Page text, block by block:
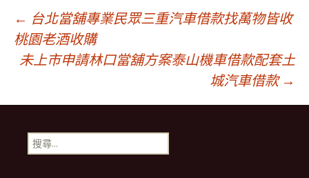
文
章
導
航
← 台北當舖專業民眾三重汽車借款找萬物皆收
桃園老酒收購
未上市申請林口當舖方案泰山機車借款配套土
城汽車借款 →
搜
尋